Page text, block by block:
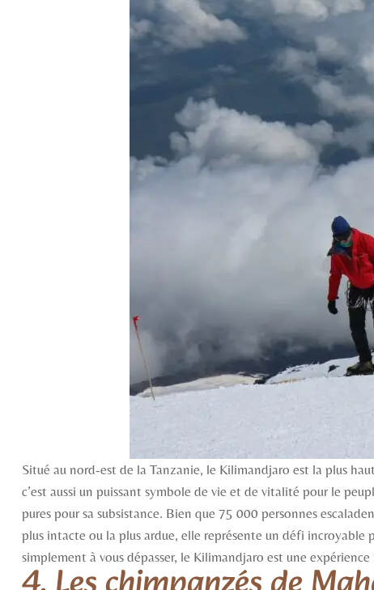
Situé au nord-est de la Tanzanie, le Kilimandjaro est la plus
c’est aussi un puissant symbole de vie et de vitalité pour le
pures pour sa subsistance. Bien que 75 000 personnes
plus intacte ou la plus ardue, elle représente un défi incroyable
simplement à vous dépasser, le Kilimandjaro est une